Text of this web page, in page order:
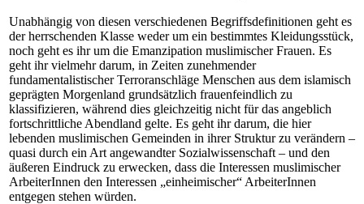
Unabhängig von diesen verschiedenen Begriffsdefinitionen geht es
der herrschenden Klasse weder um ein bestimmtes Kleidungsstück,
noch geht es ihr um die Emanzipation muslimischer Frauen. Es
geht ihr vielmehr darum, in Zeiten zunehmender
fundamentalistischer Terroranschläge Menschen aus dem islamisch
geprägten Morgenland grundsätzlich frauenfeindlich zu
klassifizieren, während dies gleichzeitig nicht für das angeblich
fortschrittliche Abendland gelte. Es geht ihr darum, die hier
lebenden muslimischen Gemeinden in ihrer Struktur zu verändern –
quasi durch ein Art angewandter Sozialwissenschaft – und den
äußeren Eindruck zu erwecken, dass die Interessen muslimischer
ArbeiterInnen den Interessen „einheimischer“ ArbeiterInnen
entgegen stehen würden.